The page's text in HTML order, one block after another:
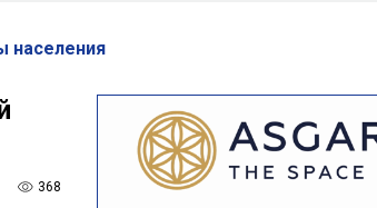
населения
368